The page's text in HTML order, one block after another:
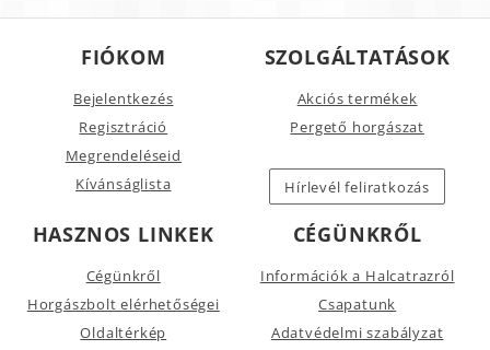
FIÓKOM
Bejelentkezés
Regisztráció
Megrendeléseid
Kívánságlista
SZOLGÁLTATÁSOK
Akciós termékek
Pergető horgászat
Hírlevél feliratkozás
HASZNOS LINKEK
Cégünkről
Horgászbolt elérhetőségei
Oldaltérkép
CÉGÜNKRŐL
Információk a Halcatrazról
Csapatunk
Adatvédelmi szabályzat